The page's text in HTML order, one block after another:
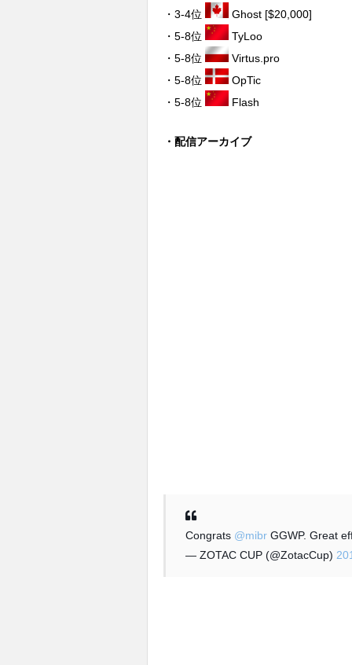
・3-4位
Ghost [$20,000]
・5-8位
TyLoo
・5-8位
Virtus.pro
・5-8位
OpTic
・5-8位
Flash
・配信アーカイブ
Congrats @mibr GGWP. Great
— ZOTAC CUP (@ZotacCup)